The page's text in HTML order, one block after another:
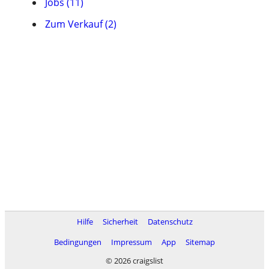
Zum Verkauf (2)
Hilfe Sicherheit
Datenschutz
Bedingungen
Impressum App
Sitemap
© 2026 craigslist